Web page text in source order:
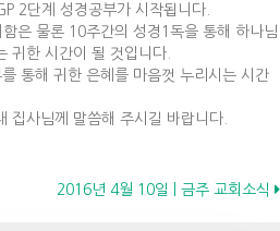
2단계 성경공부가 시작됩니다.
은 물론 10주간의 성경1독을 통해 하나님
귀한 시간이 될 것입니다.
통해 귀한 은혜를 마음껏 누리시는 시간
집사님께 말씀해 주시길 바랍니다.
2016년 4월 10일 | 금주 교회소식